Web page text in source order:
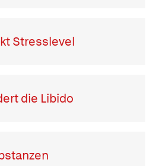
Stresslevel
die Libido